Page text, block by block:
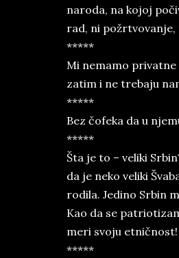
naroda, na kojoj
rad, ni požrtvovanje,
*****
Mi nemamo privatne
zatim i ne trebaju
*****
Bez čofeka da u
*****
Šta je to – veliki
da je neko veliki
rodila. Jedino Srbin
Kao da se
meri svoju etničnost!
*****